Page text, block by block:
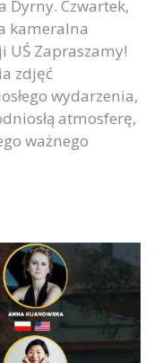
Czwartek,
kameralna
UŚ Zapraszamy!
zdjęć
wydarzenia,
atmosferę,
ważnego